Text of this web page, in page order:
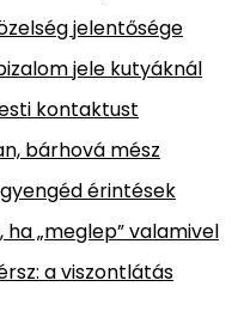
jelentősége
jele kutyáknál
kontaktust
bárhová mész
érintések
„meglep” valamivel
a viszontlátás